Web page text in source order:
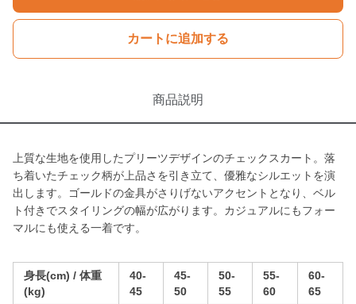
カートに追加する
商品説明
上質な生地を使用したプリーツデザインのチェックスカート。落
ち着いたチェック柄が上品さを引き立て、優雅なシルエットを演
出します。ゴールドの金具がさりげないアクセントとなり、ベル
ト付きでスタイリングの幅が広がります。カジュアルにもフォー
マルにも使える一着です。
身長(cm) / 体重
(kg)
40-
45
45-
50
50-
55
55-
60
60-
65